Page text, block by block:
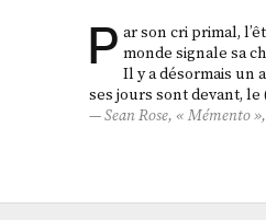
P ar son cri primal,
monde signale sa
Il y a désormais un
ses jours sont devant, le
Sean Rose, « Mémento